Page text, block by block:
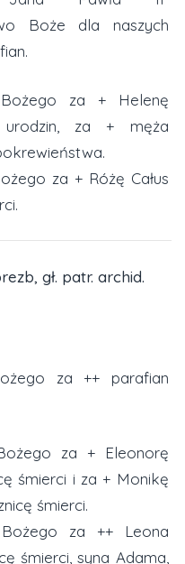
Boże dla naszych
Bożego za + Helenę
urodzin, za + męża
za + Różę Całus
gł. patr. archid.
za ++ parafian
za + Eleonorę
śmierci i za + Monikę
śmierci.
Bożego za ++ Leona
śmierci, syna Adama,